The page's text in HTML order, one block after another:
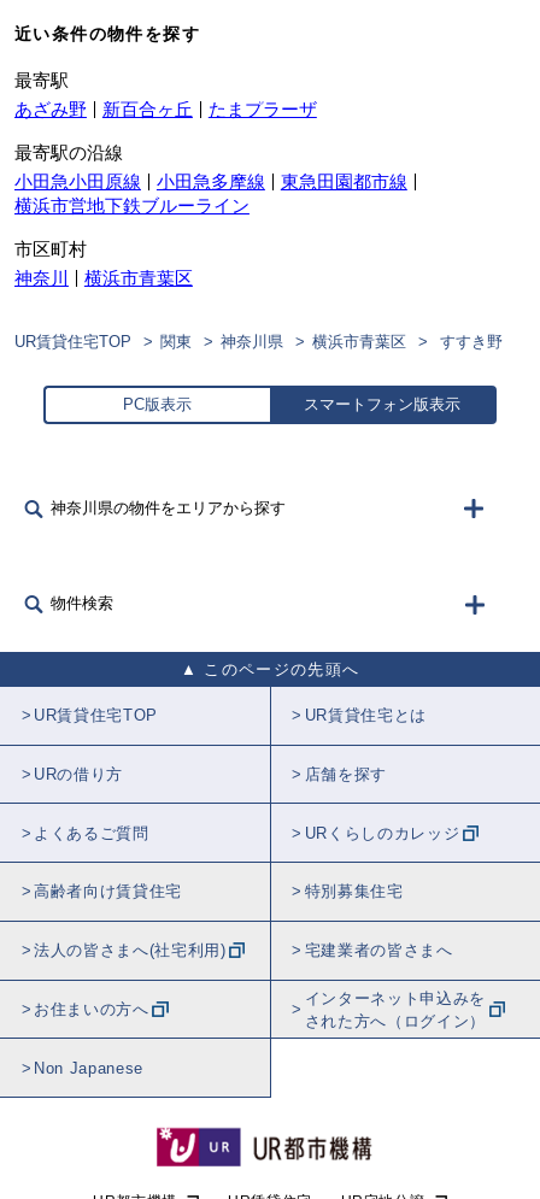
近い条件の物件を探す
最寄駅
あざみ野
新百合ヶ丘 たまプラーザ
最寄駅の沿線
小田急小田原線
小田急多摩線
東急田園都市線
横浜市営地下鉄ブルーライン
市区町村
神奈川
横浜市青葉区
UR賃貸住宅TOP 関東 神奈川県 横浜市青葉区 すすき野
PC版表示 スマートフォン版表示
神奈川県の物件をエリアから探す
物件検索
このページの先頭へ
UR賃貸住宅TOP UR賃貸住宅とは
URの借り方 店舗を探す
よくあるご質問 URくらしのカレッジ
高齢者向け賃貸住宅 特別募集住宅
法人の皆さまへ(社宅利用) 宅建業者の皆さまへ
お住まいの方へ
インターネット申込みを
された方へ（ログイン）
Non Japanese